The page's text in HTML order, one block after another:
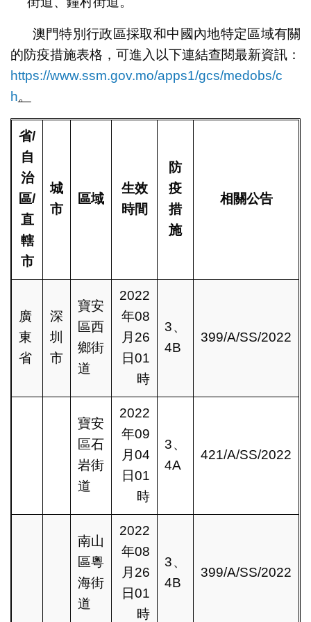
澳門特別行政區採取和中國內地特定區域有關
的防疫措施表格，可進入以下連結查閱最新資訊：
https://www.ssm.gov.mo/apps1/gcs/medobs/c
h。
省/
自
治
區/
直
轄
市
城
市
區域
生效
時間
防
疫
措
施
相關公告
廣
東
省
深
圳
市
寶安
區西
鄉街
道
2022
年08
月26
日01
時
3、
4B
399/A/SS/2022
寶安
區石
岩街
道
2022
年09
月04
日01
時
3、
4A
421/A/SS/2022
南山
區粵
海街
道
2022
年08
月26
日01
時
3、
4B
399/A/SS/2022